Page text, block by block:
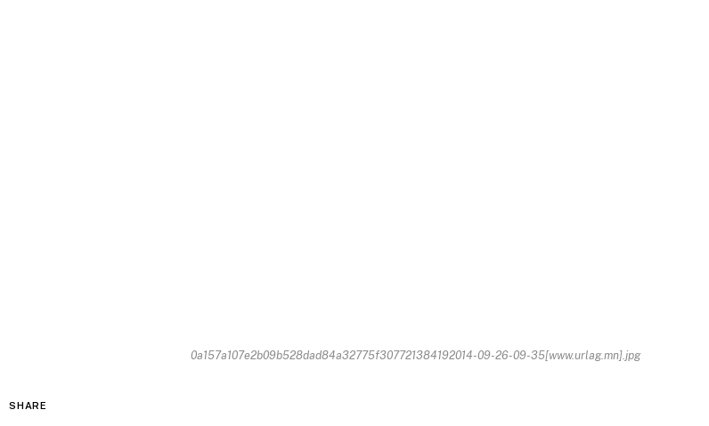
0a157a107e2b09b528dad84a32775f307721384192014-09-26-09-35[www.urlag.mn].jpg
SHARE